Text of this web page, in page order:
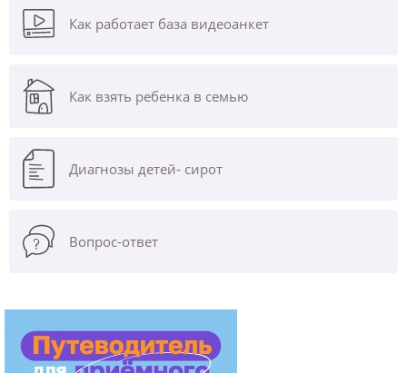
Как работает база видеоанкет
Как взять ребенка в семью
Диагнозы детей- сирот
Вопрос-ответ